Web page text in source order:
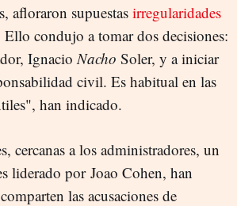
afloraron supuestas irregularidades
condujo a tomar dos decisiones:
IgnacioNacho Soler, y a iniciar
civil. Es habitual en las
han indicado.
cercanas a los administradores, un
liderado por Joao Cohen, han
las acusaciones de